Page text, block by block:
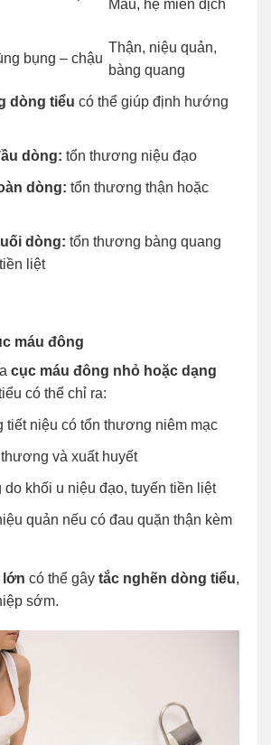
Máu, hệ miễn dịch
bụng – chậu
Thận, niệu quản,
bàng quang
dòng tiểu có thể giúp định hướng
dòng: tổn thương niệu đạo
dòng: tổn thương thận hoặc
dòng: tổn thương bàng quang
liệt
máu đông
cục máu đông nhỏ hoặc dạng
có thể chỉ ra:
tiết niệu có tổn thương niêm mạc
và xuất huyết
khối u niệu đạo, tuyến tiền liệt
quản nếu có đau quặn thận kèm
lớn có thể gây tắc nghẽn dòng tiểu,
sớm.